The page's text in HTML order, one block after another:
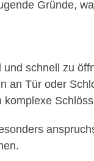
Gründe,
schnell zu
an Tür oder